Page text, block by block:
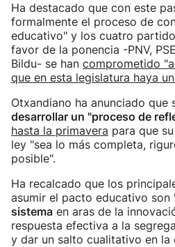
Ha destacado que con este
formalmente el proceso de
educativo" y los cuatro
favor de la ponencia -PNV,
Bildu- se han comprometido
que en esta legislatura haya
Otxandiano ha anunciado que
desarrollar un "proceso de
hasta la primavera para que
ley "sea lo más completa,
posible".
Ha recalcado que los
asumir el pacto educativo son
sistema en aras de la
respuesta efectiva a la
y dar un salto cualitativo en la